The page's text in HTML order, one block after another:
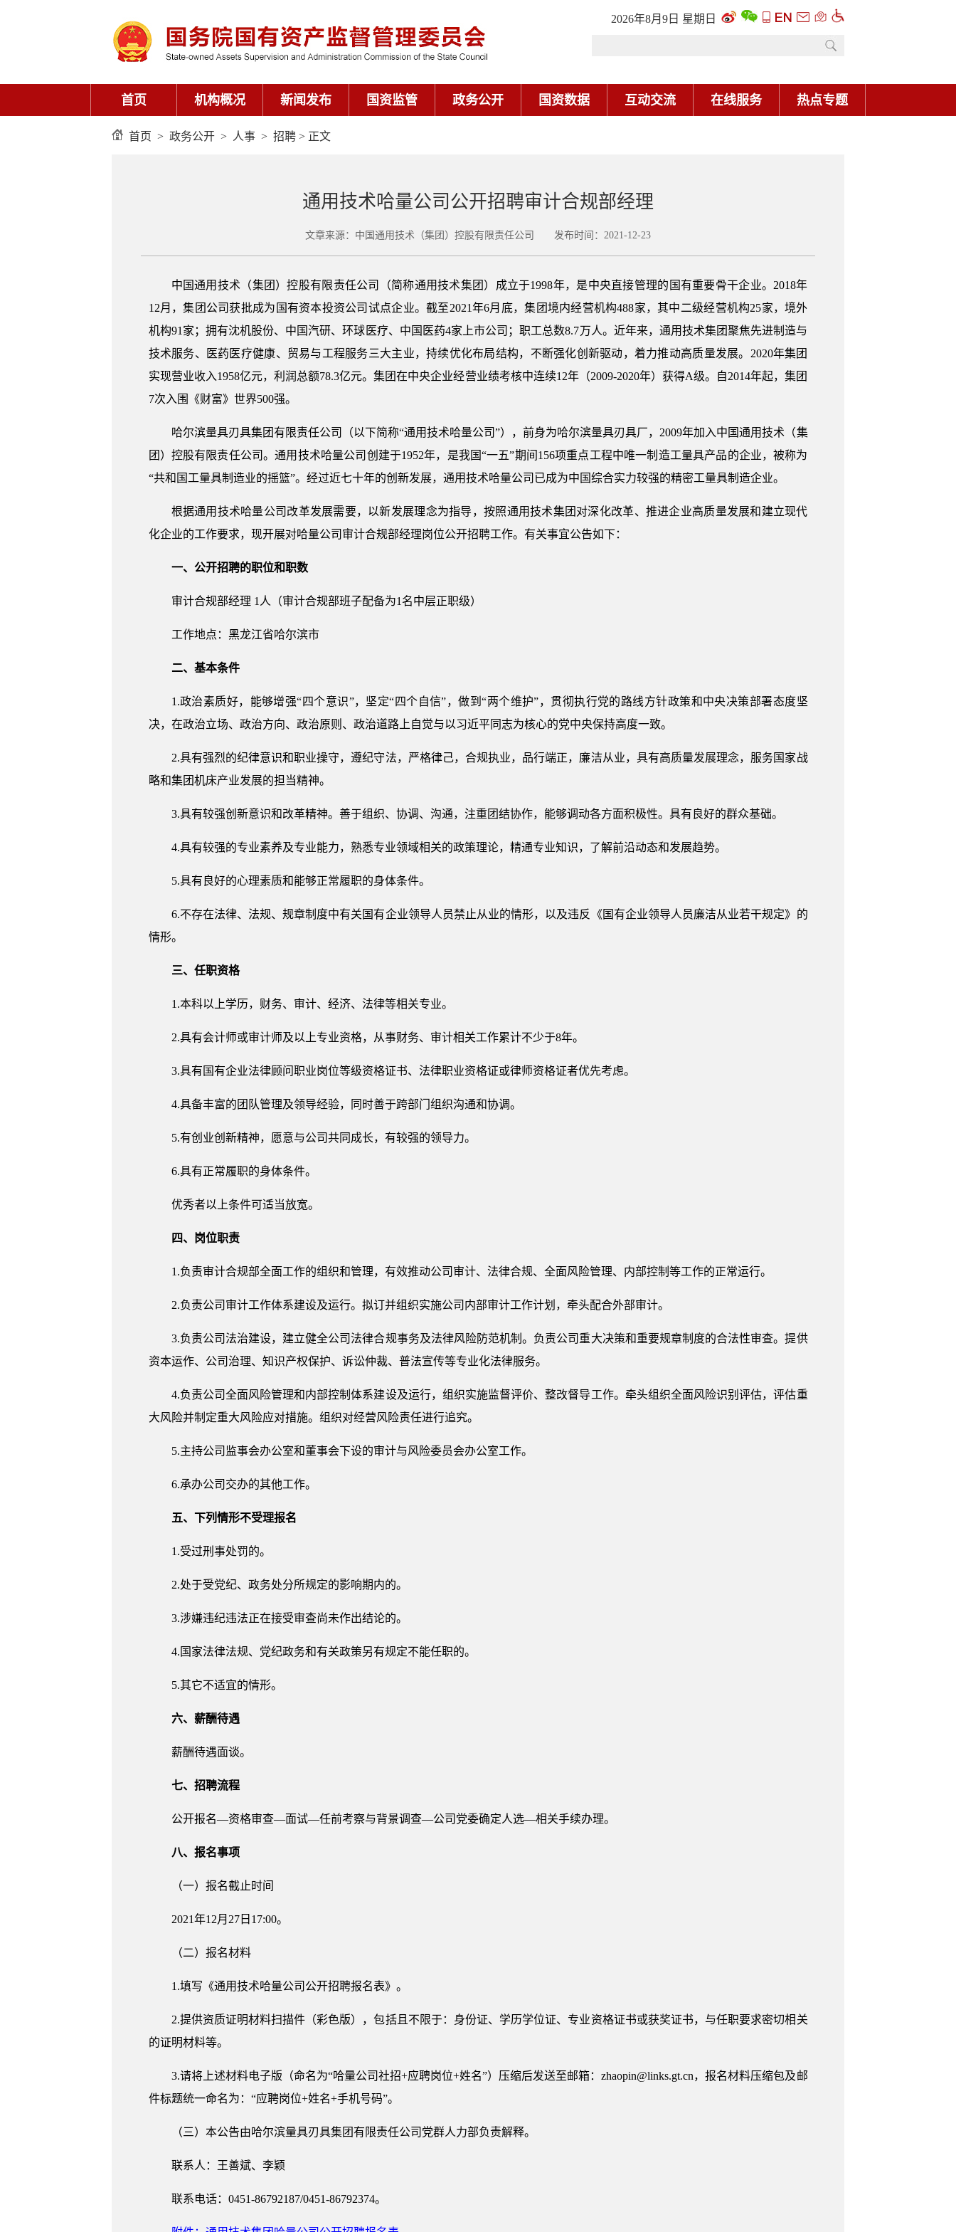
2026年8月9日 星期日
首页 机构概况 新闻发布 国资监管 政务公开 国资数据 互动交流 在线服务 热点专题
首页 > 政务公开 > 人事 > 招聘 > 正文
通用技术哈量公司公开招聘审计合规部经理
文章来源：中国通用技术（集团）控股有限责任公司 发布时间：2021-12-23
中国通用技术（集团）控股有限责任公司（简称通用技术集团）成立于1998年，是中央直接管理的国有重要骨干企业。2018年
12月，集团公司获批成为国有资本投资公司试点企业。截至2021年6月底，集团境内经营机构488家，其中二级经营机构25家，境外
机构91家；拥有沈机股份、中国汽研、环球医疗、中国医药4家上市公司；职工总数8.7万人。近年来，通用技术集团聚焦先进制造与
技术服务、医药医疗健康、贸易与工程服务三大主业，持续优化布局结构，不断强化创新驱动，着力推动高质量发展。2020年集团
实现营业收入1958亿元，利润总额78.3亿元。集团在中央企业经营业绩考核中连续12年（2009-2020年）获得A级。自2014年起，集团
7次入围《财富》世界500强。
哈尔滨量具刃具集团有限责任公司（以下简称“通用技术哈量公司”），前身为哈尔滨量具刃具厂，2009年加入中国通用技术（集
团）控股有限责任公司。通用技术哈量公司创建于1952年，是我国“一五”期间156项重点工程中唯一制造工量具产品的企业，被称为
“共和国工量具制造业的摇篮”。经过近七十年的创新发展，通用技术哈量公司已成为中国综合实力较强的精密工量具制造企业。
根据通用技术哈量公司改革发展需要，以新发展理念为指导，按照通用技术集团对深化改革、推进企业高质量发展和建立现代
化企业的工作要求，现开展对哈量公司审计合规部经理岗位公开招聘工作。有关事宜公告如下：
一、公开招聘的职位和职数
审计合规部经理 1人（审计合规部班子配备为1名中层正职级）
工作地点：黑龙江省哈尔滨市
二、基本条件
1.政治素质好，能够增强“四个意识”，坚定“四个自信”，做到“两个维护”，贯彻执行党的路线方针政策和中央决策部署态度坚
决，在政治立场、政治方向、政治原则、政治道路上自觉与以习近平同志为核心的党中央保持高度一致。
2.具有强烈的纪律意识和职业操守，遵纪守法，严格律己，合规执业，品行端正，廉洁从业，具有高质量发展理念，服务国家战
略和集团机床产业发展的担当精神。
3.具有较强创新意识和改革精神。善于组织、协调、沟通，注重团结协作，能够调动各方面积极性。具有良好的群众基础。
4.具有较强的专业素养及专业能力，熟悉专业领域相关的政策理论，精通专业知识，了解前沿动态和发展趋势。
5.具有良好的心理素质和能够正常履职的身体条件。
6.不存在法律、法规、规章制度中有关国有企业领导人员禁止从业的情形，以及违反《国有企业领导人员廉洁从业若干规定》的
情形。
三、任职资格
1.本科以上学历，财务、审计、经济、法律等相关专业。
2.具有会计师或审计师及以上专业资格，从事财务、审计相关工作累计不少于8年。
3.具有国有企业法律顾问职业岗位等级资格证书、法律职业资格证或律师资格证者优先考虑。
4.具备丰富的团队管理及领导经验，同时善于跨部门组织沟通和协调。
5.有创业创新精神，愿意与公司共同成长，有较强的领导力。
6.具有正常履职的身体条件。
优秀者以上条件可适当放宽。
四、岗位职责
1.负责审计合规部全面工作的组织和管理，有效推动公司审计、法律合规、全面风险管理、内部控制等工作的正常运行。
2.负责公司审计工作体系建设及运行。拟订并组织实施公司内部审计工作计划，牵头配合外部审计。
3.负责公司法治建设，建立健全公司法律合规事务及法律风险防范机制。负责公司重大决策和重要规章制度的合法性审查。提供
资本运作、公司治理、知识产权保护、诉讼仲裁、普法宣传等专业化法律服务。
4.负责公司全面风险管理和内部控制体系建设及运行，组织实施监督评价、整改督导工作。牵头组织全面风险识别评估，评估重
大风险并制定重大风险应对措施。组织对经营风险责任进行追究。
5.主持公司监事会办公室和董事会下设的审计与风险委员会办公室工作。
6.承办公司交办的其他工作。
五、下列情形不受理报名
1.受过刑事处罚的。
2.处于受党纪、政务处分所规定的影响期内的。
3.涉嫌违纪违法正在接受审查尚未作出结论的。
4.国家法律法规、党纪政务和有关政策另有规定不能任职的。
5.其它不适宜的情形。
六、薪酬待遇
薪酬待遇面谈。
七、招聘流程
公开报名—资格审查—面试—任前考察与背景调查—公司党委确定人选—相关手续办理。
八、报名事项
（一）报名截止时间
2021年12月27日17:00。
（二）报名材料
1.填写《通用技术哈量公司公开招聘报名表》。
2.提供资质证明材料扫描件（彩色版），包括且不限于：身份证、学历学位证、专业资格证书或获奖证书，与任职要求密切相关
的证明材料等。
3.请将上述材料电子版（命名为“哈量公司社招+应聘岗位+姓名”）压缩后发送至邮箱：zhaopin@links.gt.cn，报名材料压缩包及邮
件标题统一命名为：“应聘岗位+姓名+手机号码”。
（三）本公告由哈尔滨量具刃具集团有限责任公司党群人力部负责解释。
联系人：王善斌、李颖
联系电话：0451-86792187/0451-86792374。